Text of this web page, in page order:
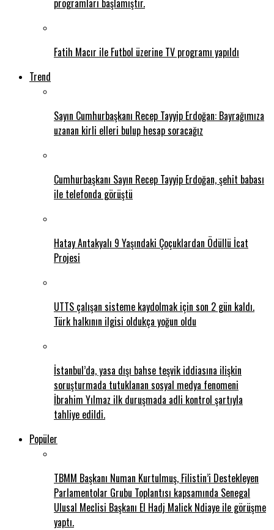
programları başlamıştır.
Fatih Macır ile Futbol üzerine TV programı yapıldı
Trend
Sayın Cumhurbaşkanı Recep Tayyip Erdoğan: Bayrağımıza
uzanan kirli elleri bulup hesap soracağız
Cumhurbaşkanı Sayın Recep Tayyip Erdoğan, şehit babası
ile telefonda görüştü
Hatay Antakyalı 9 Yaşındaki Çoçuklardan Ödüllü İcat
Projesi
UTTS çalışan sisteme kaydolmak için son 2 gün kaldı.
Türk halkının ilgisi oldukça yoğun oldu
İstanbul’da, yasa dışı bahse teşvik iddiasına ilişkin
soruşturmada tutuklanan sosyal medya fenomeni
İbrahim Yılmaz ilk duruşmada adli kontrol şartıyla
tahliye edildi.
Popüler
TBMM Başkanı Numan Kurtulmuş, Filistin’i Destekleyen
Parlamentolar Grubu Toplantısı kapsamında Senegal
Ulusal Meclisi Başkanı El Hadj Malick Ndiaye ile görüşme
yaptı.